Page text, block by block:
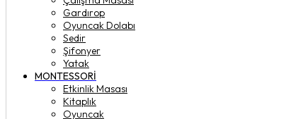
Gardırop
⁠Oyuncak Dolabı
Sedir
Şifonyer
Yatak
MONTESSORI
Etkinlik Masası
Kitaplık
Oyuncak